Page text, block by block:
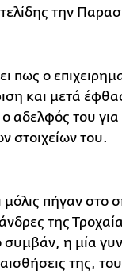
την
πως ο
και μετά
αδελφός του για
στοιχείων του.
μόλις πήγαν στο
της
συμβάν, η μία
της,